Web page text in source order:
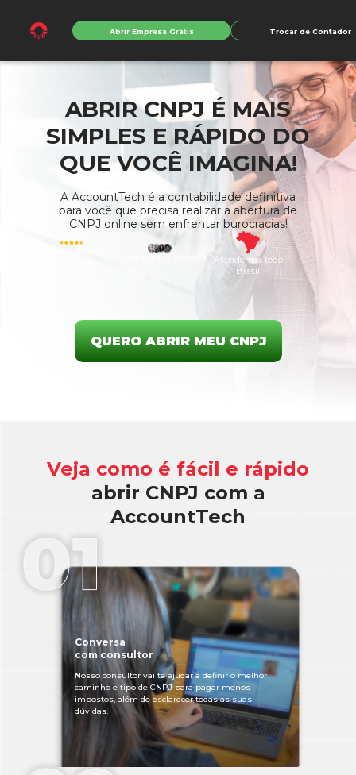
Abrir Empresa Grátis Trocar de Contador
ABRIR CNPJ É MAIS
SIMPLES E RÁPIDO DO
QUE VOCÊ IMAGINA!
A AccountTech é a contabilidade definitiva
para você que precisa realizar a abertura de
CNPJ online sem enfrentar burocracias!
Atendemos todo
Brasil
QUERO ABRIR MEU CNPJ
Veja como é fácil e rápido
abrir CNPJ com a
AccountTech
Conversa
com consultor
Nosso consultor vai te ajudar a definir o melhor
caminho e tipo de CNPJ para pagar menos
impostos, além de esclarecer todas as suas
dúvidas.